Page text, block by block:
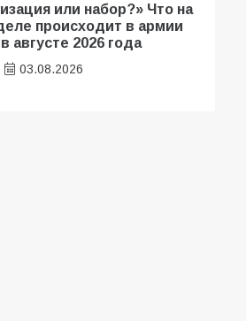
или набор?» Что на
происходит в армии
августе 2026 года
03.08.2026